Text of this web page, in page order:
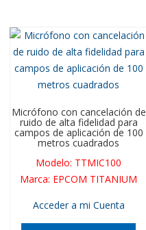
Micrófono con cancelación de
ruido de alta fidelidad para
campos de aplicación de 100
metros cuadrados
Modelo: TTMIC100
Marca: EPCOM TITANIUM
Acceder a mi Cuenta